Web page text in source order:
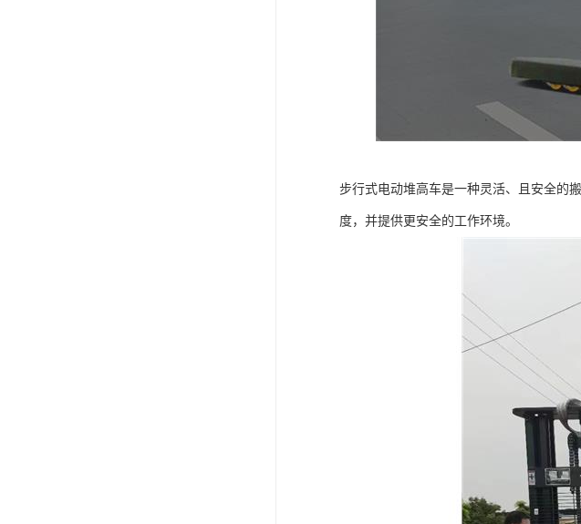
步行式电动堆高车是一种灵活、且安全的
度，并提供更安全的工作环境。